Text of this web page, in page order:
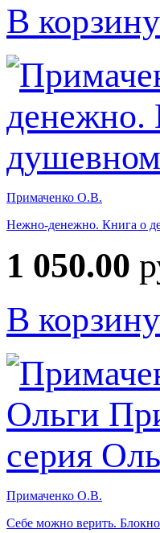
В корзину
Примаченко О.В.
Нежно-денежно. Книга о
1 050.00
В корзину
Примаченко О.В.
Себе можно верить.